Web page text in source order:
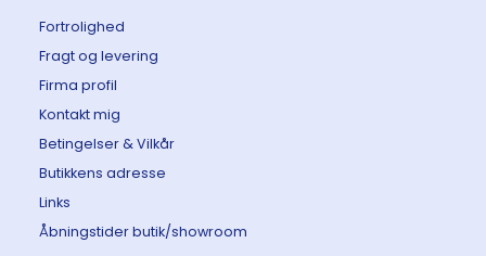
Fortrolighed
Fragt og levering
Firma profil
Kontakt mig
Betingelser & Vilkår
Butikkens adresse
Links
Åbningstider butik/showroom